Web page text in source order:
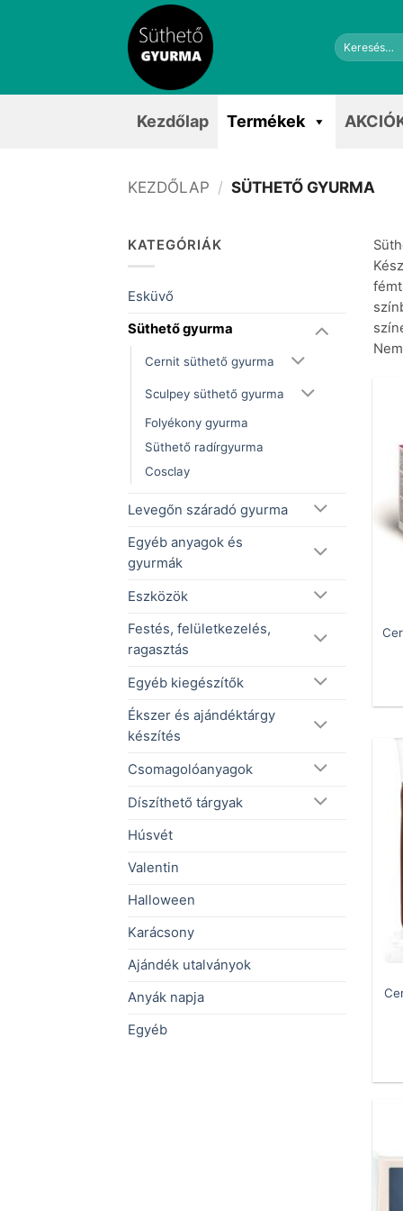
Keresés
a
Kezdőlap Termékek
KEZDŐLAP / SÜTHETŐ GYURMA
KATEGÓRIÁK
Esküvő
Süthető gyurma
Cernit süthető gyurma
Sculpey süthető gyurma
Folyékony gyurma
Süthető radírgyurma
Cosclay
Levegőn száradó gyurma
Egyéb anyagok és
gyurmák
Eszközök
Festés, felületkezelés,
ragasztás
Egyéb kiegészítők
Ékszer és ajándéktárgy
készítés
Csomagolóanyagok
Díszíthető tárgyak
Húsvét
Valentin
Halloween
Karácsony
Ajándék utalványok
Anyák napja
Egyéb